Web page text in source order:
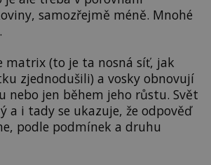
samozřejmě méně. Mnohé
matrix (to je ta nosná síť, jak
zjednodušili) a vosky obnovují
nebo jen během jeho růstu. Svět
a i tady se ukazuje, že odpověď
podle podmínek a druhu